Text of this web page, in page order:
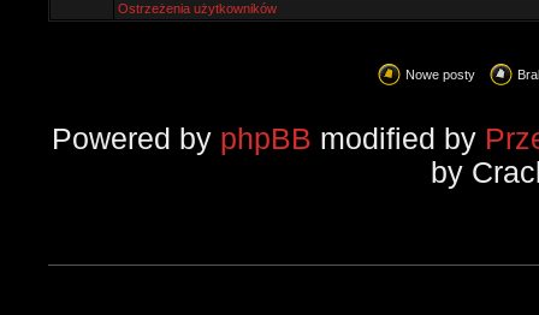
Ostrzeżenia użytkowników
Nowe posty
Powered by phpBB modified by
by